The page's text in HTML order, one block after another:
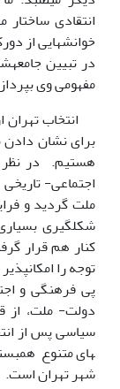
انتقادی
خوانش­­هایی از
در تبیین
مفهومی وی
انتخاب تهران
برای نشان
هستیم. در نظر
اجتماعی-
ملت ­گردید و
شکل­گیری
کنار هم قرار
توجه را
پی فرهنگی و
های متنوع
شهر تهران است.